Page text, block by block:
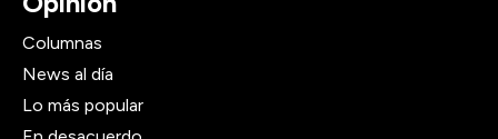
Columnas
News al día
Lo más popular